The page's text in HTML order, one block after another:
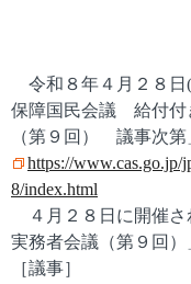
令和８年４月２８日
保障国民会議 給付付
（第９回） 議事次第
https://www.cas.go.jp/
8/index.html
４月２８日に開催さ
実務者会議（第９回）
［議事］